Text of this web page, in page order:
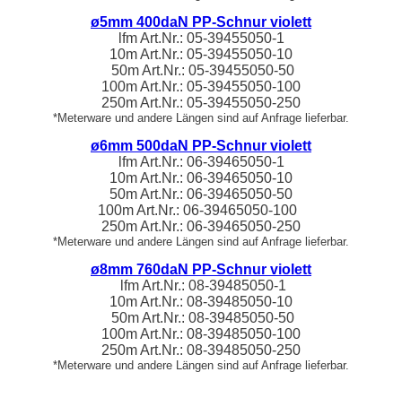
ø5mm 400daN PP-Schnur violett
lfmArt.Nr.: 05-39455050-1
10mArt.Nr.: 05-39455050-10
50m Art.Nr.: 05-39455050-50
100m Art.Nr.: 05-39455050-100
250m Art.Nr.: 05-39455050-250
*Meterware und andere Längen sind auf Anfrage lieferbar.
ø6mm 500daN PP-Schnur violett
lfmArt.Nr.: 06-39465050-1
10mArt.Nr.: 06-39465050-10
50m Art.Nr.: 06-39465050-50
100m Art.Nr.: 06-39465050-100
250m Art.Nr.: 06-39465050-250
*Meterware und andere Längen sind auf Anfrage lieferbar.
ø8mm 760daN PP-Schnur violett
lfmArt.Nr.: 08-39485050-1
10mArt.Nr.: 08-39485050-10
50m Art.Nr.: 08-39485050-50
100m Art.Nr.: 08-39485050-100
250m Art.Nr.: 08-39485050-250
*Meterware und andere Längen sind auf Anfrage lieferbar.